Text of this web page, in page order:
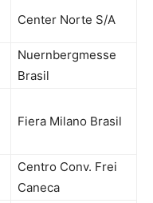
Center Norte S/A
Nuernbergmesse
Brasil
Fiera Milano Brasil
Centro Conv. Frei
Caneca